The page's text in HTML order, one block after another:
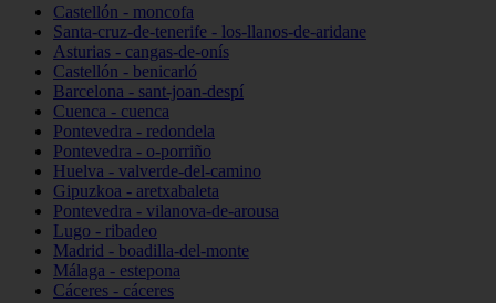
Castellón - moncofa
Santa-cruz-de-tenerife - los-llanos-de-aridane
Asturias - cangas-de-onís
Castellón - benicarló
Barcelona - sant-joan-despí
Cuenca - cuenca
Pontevedra - redondela
Pontevedra - o-porriño
Huelva - valverde-del-camino
Gipuzkoa - aretxabaleta
Pontevedra - vilanova-de-arousa
Lugo - ribadeo
Madrid - boadilla-del-monte
Málaga - estepona
Cáceres - cáceres